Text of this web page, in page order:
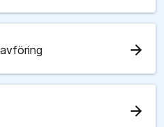
arrow_forward
arrow_forward